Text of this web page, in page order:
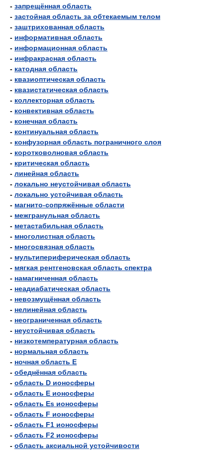
- запрещённая область
- застойная область за обтекаемым телом
- заштрихованная область
- информативная область
- информационная область
- инфракрасная область
- катодная область
- квазиоптическая область
- квазистатическая область
- коллекторная область
- конвективная область
- конечная область
- континуальная область
- конфузорная область пограничного слоя
- коротковолновая область
- критическая область
- линейная область
- локально неустойчивая область
- локально устойчивая область
- магнито-сопряжённые области
- межгранульная область
- метастабильная область
- многолистная область
- многосвязная область
- мультипериферическая область
- мягкая рентгеновская область спектра
- намагниченная область
- неадиабатическая область
- невозмущённая область
- нелинейная область
- неограниченная область
- неустойчивая область
- низкотемпературная область
- нормальная область
- ночная область Е
- обеднённая область
- область D ионосферы
- область E ионосферы
- область Es ионосферы
- область F ионосферы
- область F1 ионосферы
- область F2 ионосферы
- область аксиальной устойчивости